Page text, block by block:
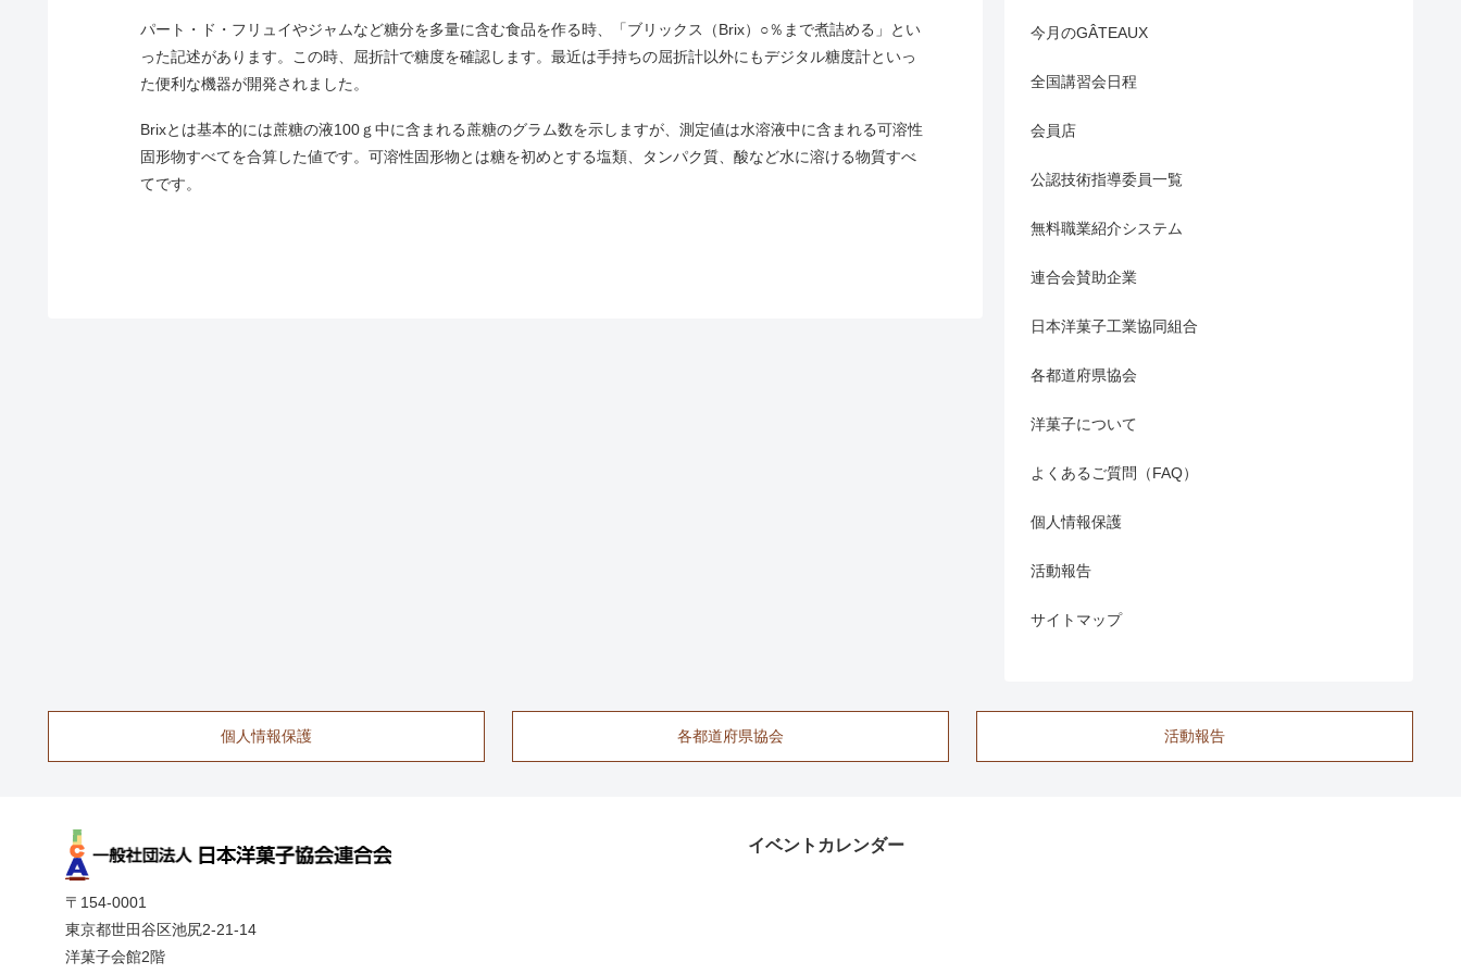
パート・ド・フリュイやジャムなど糖分を多量に含む食品を作る時、「ブリックス（Brix）○％まで煮詰める」とい
った記述があります。この時、屈折計で糖度を確認します。最近は手持ちの屈折計以外にもデジタル糖度計といっ
た便利な機器が開発されました。
Brixとは基本的には蔗糖の液100ｇ中に含まれる蔗糖のグラム数を示しますが、測定値は水溶液中に含まれる可溶性
固形物すべてを合算した値です。可溶性固形物とは糖を初めとする塩類、タンパク質、酸など水に溶ける物質すべ
てです。
今月のGÂTEAUX
全国講習会日程
会員店
公認技術指導委員一覧
無料職業紹介システム
連合会賛助企業
日本洋菓子工業協同組合
各都道府県協会
洋菓子について
よくあるご質問（FAQ）
個人情報保護
活動報告
サイトマップ
個人情報保護 各都道府県協会 活動報告
〒154-0001
東京都世田谷区池尻2-21-14
洋菓子会館2階
イベントカレンダー